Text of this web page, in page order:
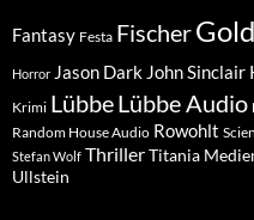
Fantasy Festa Fischer
Horror Jason Dark John Sinclair
Krimi LübbeLübbe Audio
Random House Audio Rowohlt
Stefan Wolf ThrillerTitania
Ullstein